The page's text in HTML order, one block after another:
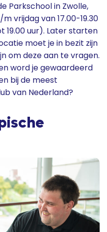
Parkschool in Zwolle,
vrijdag van 17.00-19.30
19.00 uur). Later starten
moet je in bezit zijn
om deze aan te vragen.
word je gewaardeerd
bij de meest
van Nederland?